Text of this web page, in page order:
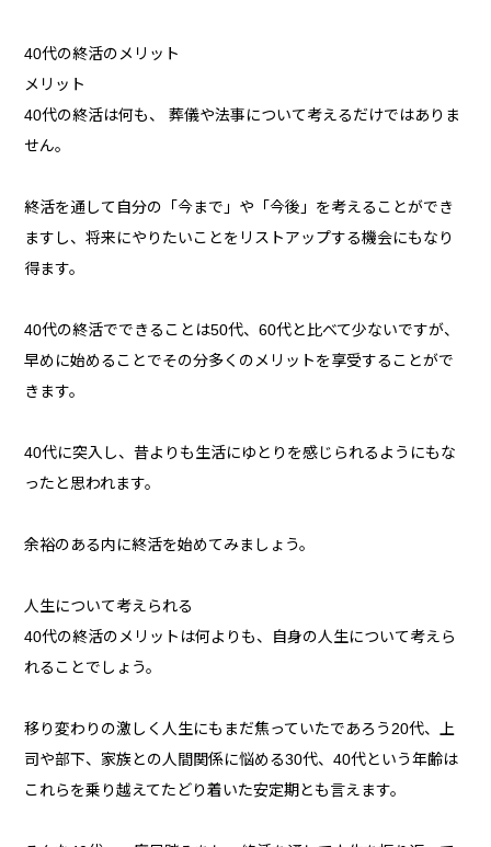
40代の終活のメリット
メリット
40代の終活は何も、 葬儀や法事について考えるだけではありま
せん。
終活を通して自分の「今まで」や「今後」を考えることができ
ますし、将来にやりたいことをリストアップする機会にもなり
得ます。
40代の終活でできることは50代、60代と比べて少ないですが、
早めに始めることでその分多くのメリットを享受することがで
きます。
40代に突入し、昔よりも生活にゆとりを感じられるようにもな
ったと思われます。
余裕のある内に終活を始めてみましょう。
人生について考えられる
40代の終活のメリットは何よりも、自身の人生について考えら
れることでしょう。
移り変わりの激しく人生にもまだ焦っていたであろう20代、上
司や部下、家族との人間関係に悩める30代、40代という年齢は
これらを乗り越えてたどり着いた安定期とも言えます。